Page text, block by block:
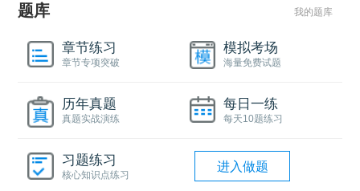
题库 我的题库
章节练习
章节专项突破
模拟考场
海量免费试题
历年真题
真题实战演练
每日一练
每天10题练习
习题练习
核心知识点练习
进入做题